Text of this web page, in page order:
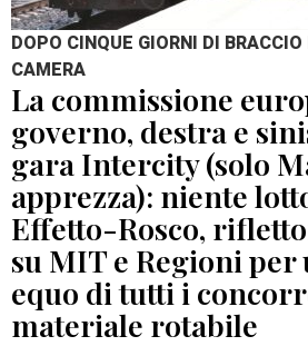
DOPO CINQUE GIORNI DI
CAMERA
La commissione
governo, destra e
gara Intercity (solo
apprezza): niente
Effetto-Rosco,
su MIT e Regioni per
equo di tutti i
materiale rotabile